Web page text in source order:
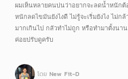
ผมเห็นหลายคนบ่นว่าอยากจะลดน้ำหนักต้
หนักลดไขมันยังไงดี ไม่รู้จะเริ่มยังไง ไม่ก
มากเกินไป กลัวทำไม่ถูก หรือทำมาตั้งนา
ค่อยปรับดูครับ
โดย New Fit-D